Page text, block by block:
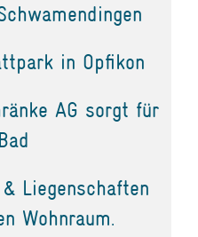
in Opfikon
AG sorgt für
Liegenschaften
Wohnraum.